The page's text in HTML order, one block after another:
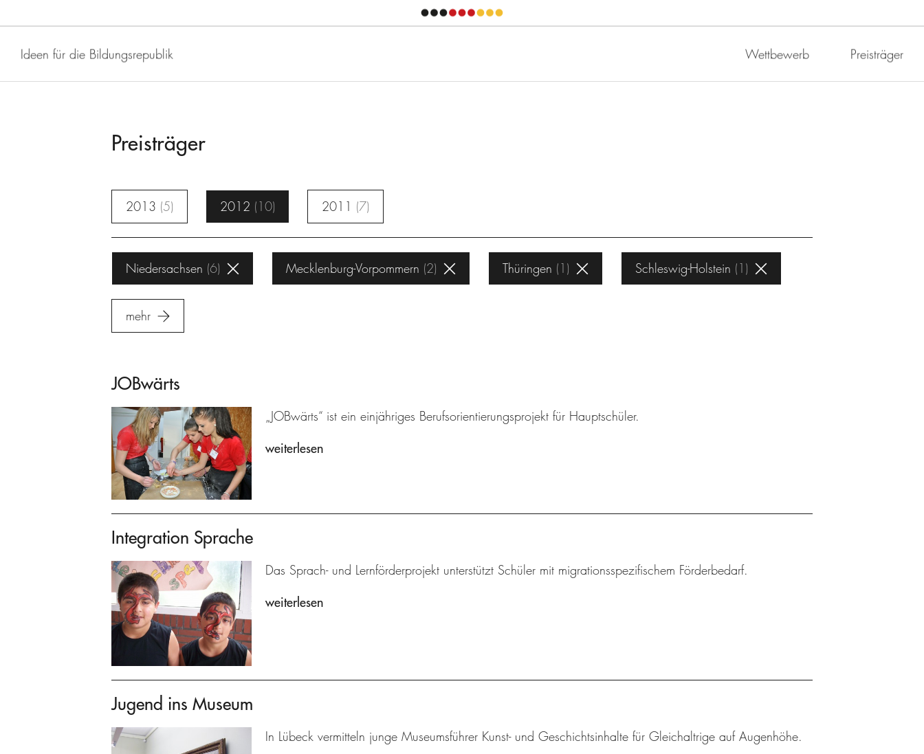
Ideen für die Bildungsrepublik Wettbewerb Preisträger
Preisträger
2013 5 2012 10 2011 7
Niedersachsen 6 Mecklenburg-Vorpommern 2 Thüringen 1 Schleswig-Holstein 1
mehr
JOBwärts
„JOBwärts“ ist ein einjähriges Berufsorientierungsprojekt für Hauptschüler.
weiterlesen
Integration Sprache
Das Sprach- und Lernförderprojekt unterstützt Schüler mit migrationsspezifischem Förderbedarf.
weiterlesen
Jugend ins Museum
In Lübeck vermitteln junge Museumsführer Kunst- und Geschichtsinhalte für Gleichaltrige auf Augenhöhe.